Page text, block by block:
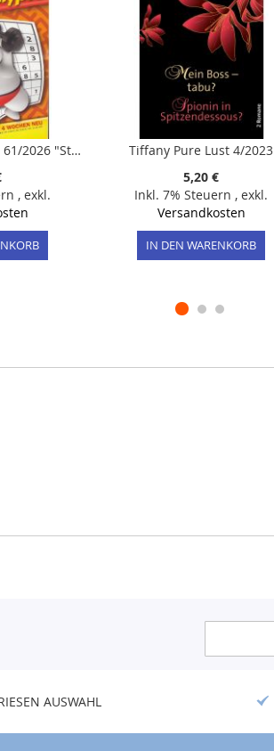
Sudoku Apokalypse 61/2026 "Stufe 14-15"
, exkl.
Tiffany Pure Lust 4/2023
5,20 €
Inkl. 7% Steuern , exkl.
Versandkosten
IN DEN WARENKORB
Newsletter:
AUSWAHL